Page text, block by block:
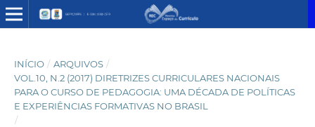
INÍCIO / ARQUIVOS /
VOL.10, N.2 (2017) DIRETRIZES CURRICULARES NACIONAIS
PARA O CURSO DE PEDAGOGIA: UMA DÉCADA DE POLÍTICAS
E EXPERIÊNCIAS FORMATIVAS NO BRASIL
/